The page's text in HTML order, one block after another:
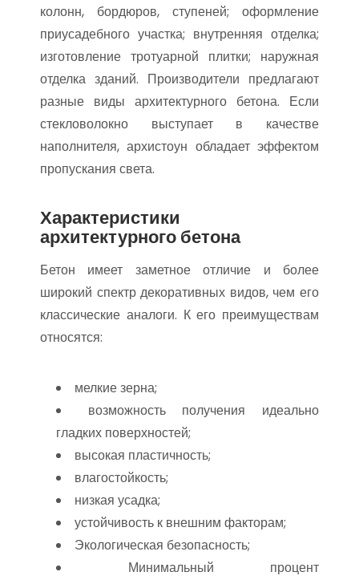
колонн, бордюров, ступеней; оформление
приусадебного участка; внутренняя отделка;
изготовление тротуарной плитки; наружная
отделка зданий. Производители предлагают
разные виды архитектурного бетона. Если
стекловолокно выступает в качестве
наполнителя, архистоун обладает эффектом
пропускания света.
Характеристики
архитектурного бетона
Бетон имеет заметное отличие и более
широкий спектр декоративных видов, чем его
классические аналоги. К его преимуществам
относятся:
мелкие зерна;
возможность получения идеально
гладких поверхностей;
высокая пластичность;
влагостойкость;
низкая усадка;
устойчивость к внешним факторам;
Экологическая безопасность;
Минимальный процент